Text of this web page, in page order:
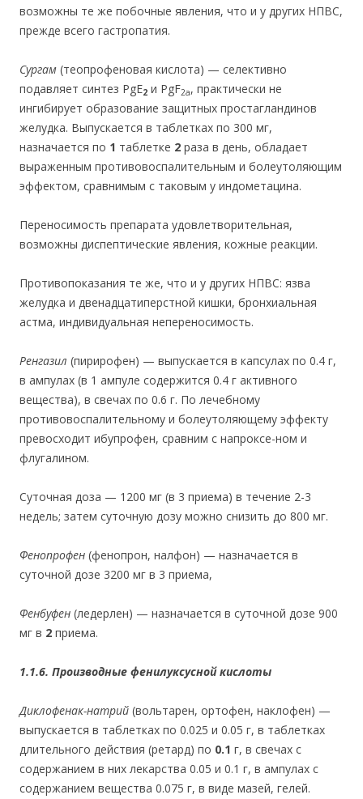
возможны те же побочные явления, что и у других НПВС,
прежде всего гастропатия.
Сургам (теопрофеновая кислота) — селективно
подавляет синтез PgE2 и PgF2a, практически не
ингибирует образование защитных простагландинов
желудка. Выпускается в таблетках по 300 мг,
назначается по 1 таблетке 2 раза в день, обладает
выраженным противовоспалительным и болеутоляющим
эффектом, сравнимым с таковым у индометацина.
Переносимость препарата удовлетворительная,
возможны диспептические явления, кожные реакции.
Противопоказания те же, что и у других НПВС: язва
желудка и двенадцатиперстной кишки, бронхиальная
астма, индивидуальная непереносимость.
Ренгазил (пирирофен) — выпускается в капсулах по 0.4 г,
в ампулах (в 1 ампуле содержится 0.4 г активного
вещества), в свечах по 0.6 г. По лечебному
противовоспалительному и болеутоляющему эффекту
превосходит ибупрофен, сравним с напроксе-ном и
флугалином.
Суточная доза — 1200 мг (в 3 приема) в течение 2-3
недель; затем суточную дозу можно снизить до 800 мг.
Фенопрофен (фенопрон, налфон) — назначается в
суточной дозе 3200 мг в 3 приема,
Фенбуфен (ледерлен) — назначается в суточной дозе 900
мг в 2 приема.
1.1.6. Производные фенилуксусной кислоты
Диклофенак-натрий (вольтарен, ортофен, наклофен) —
выпускается в таблетках по 0.025 и 0.05 г, в таблетках
длительного действия (ретард) по 0.1 г, в свечах с
содержанием в них лекарства 0.05 и 0.1 г, в ампулах с
содержанием вещества 0.075 г, в виде мазей, гелей.